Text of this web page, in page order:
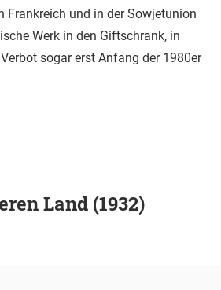
Frankreich und in der Sowjetunion
Werk in den Giftschrank, in
sogar erst Anfang der 1980er
Land (1932)